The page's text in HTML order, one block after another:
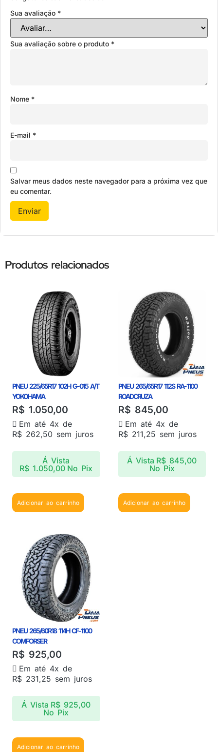
Sua avaliação *
Sua avaliação sobre o produto *
Nome *
E-mail *
Salvar meus dados neste navegador para a próxima vez que
eu comentar.
Produtos relacionados
PNEU 225/65R17 102H G-015 A/T
YOKOHAMA
R$ 1.050,00
Em até 4x de
R$ 262,50 sem juros
Á Vista
R$ 1.050,00 No Pix
Adicionar ao carrinho
PNEU 265/65R17 112S RA-1100
ROADCRUZA
R$ 845,00
Em até 4x de
R$211,25 sem juros
Á Vista R$ 845,00
No Pix
Adicionar ao carrinho
PNEU 265/60R18 114H CF-1100
COMFORSER
R$ 925,00
Em até 4x de
R$ 231,25 sem juros
Á Vista R$ 925,00
No Pix
Adicionar ao carrinho